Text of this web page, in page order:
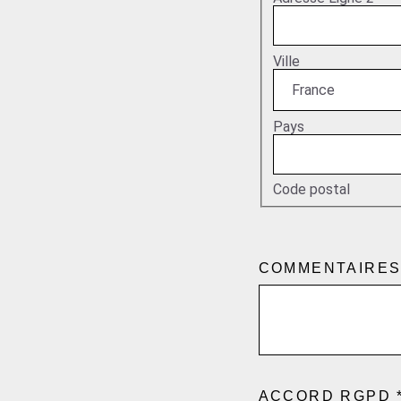
Ville
Pays
Code postal
COMMENTAIRES
ACCORD RGPD*